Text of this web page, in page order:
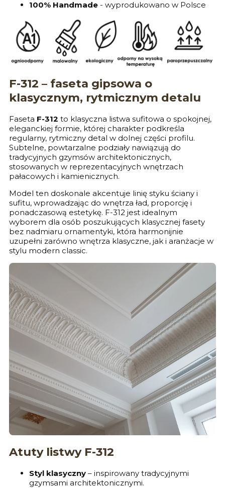
100% Handmade - wyprodukowano w Polsce
F-312 – faseta gipsowa o
klasycznym, rytmicznym detalu
Faseta F-312 to klasyczna listwa sufitowa o spokojnej,
eleganckiej formie, której charakter podkreśla
regularny, rytmiczny detal w dolnej części profilu.
Subtelne, powtarzalne podziały nawiązują do
tradycyjnych gzymsów architektonicznych,
stosowanych w reprezentacyjnych wnętrzach
pałacowych i kamienicznych.
Model ten doskonale akcentuje linię styku ściany i
sufitu, wprowadzając do wnętrza ład, proporcję i
ponadczasową estetykę. F-312 jest idealnym
wyborem dla osób poszukujących klasycznej fasety
bez nadmiaru ornamentyki, która harmonijnie
uzupełni zarówno wnętrza klasyczne, jak i aranżacje w
stylu modern classic.
Atuty listwy F-312
Styl klasyczny – inspirowany tradycyjnymi
gzymsami architektonicznymi.